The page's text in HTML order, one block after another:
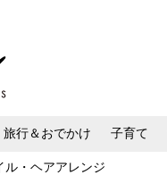
ル・ヘアアレンジ
旅行＆おでかけ 子育て